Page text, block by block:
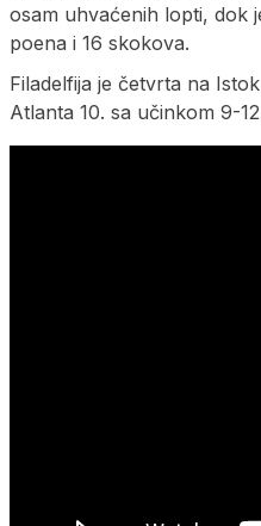
osam uhvaćenih lopti, dok
poena i 16 skokova.
Filadelfija je četvrta na
Atlanta 10. sa učinkom 9-